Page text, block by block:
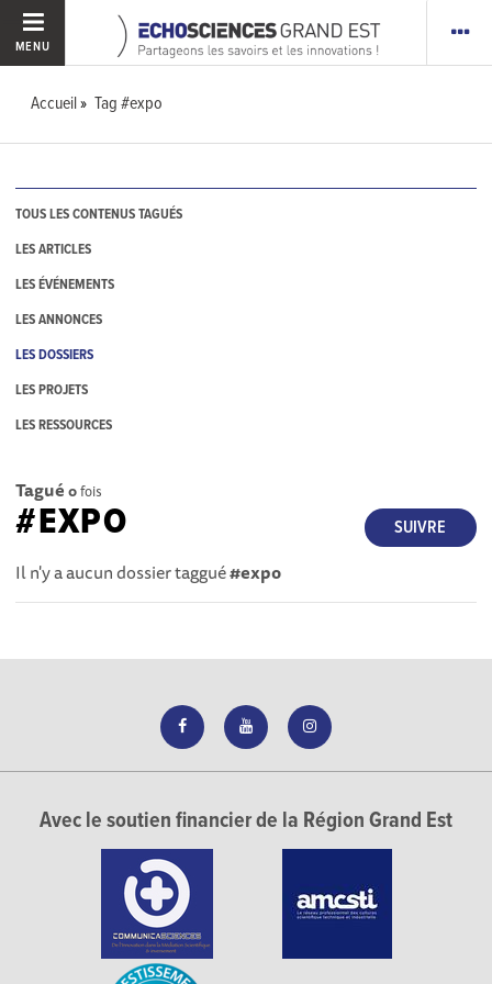
MENU
Accueil Tag #expo
TOUS LES CONTENUS TAGUÉS
LES ARTICLES
LES ÉVÉNEMENTS
LES ANNONCES
LES DOSSIERS
LES PROJETS
LES RESSOURCES
Tagué 0fois
SUIVRE
#EXPO
Il n'y a aucun dossier taggué#expo
Avec le soutien financier de la Région Grand Est